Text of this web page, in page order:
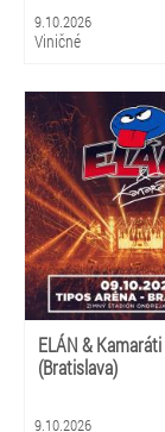
9.10.2026
Viničné
ELÁN & Kamaráti
(Bratislava)
9.10.2026